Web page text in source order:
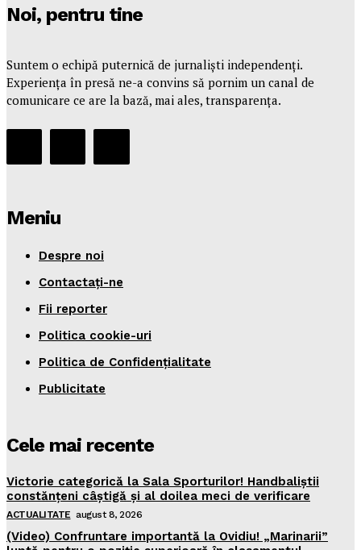
Noi, pentru tine
Suntem o echipă puternică de jurnaliști independenți.
Experiența în presă ne-a convins să pornim un canal de
comunicare ce are la bază, mai ales, transparența.
Meniu
Despre noi
Contactați-ne
Fii reporter
Politica cookie-uri
Politica de Confidențialitate
Publicitate
Cele mai recente
Victorie categorică la Sala Sporturilor! Handbaliștii
constănțeni câștigă și al doilea meci de verificare
ACTUALITATE august 8, 2026
(Video) Confruntare importantă la Ovidiu! „Marinarii”